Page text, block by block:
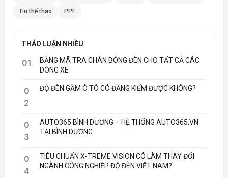
Tin thể thao PPF
THẢO LUẬN NHIỀU
01
BẢNG MÃ TRA CHÂN BÓNG ĐÈN CHO TẤT CẢ CÁC
DÒNG XE
0
2
ĐỘ ĐÈN GẦM Ô TÔ CÓ ĐĂNG KIỂM ĐƯỢC KHÔNG?
0
3
AUTO365 BÌNH DƯƠNG – HỆ THỐNG AUTO365.VN
TẠI BÌNH DƯƠNG
0
4
TIÊU CHUẨN X-TREME VISION CÓ LÀM THAY ĐỔI
NGÀNH CÔNG NGHIỆP ĐỘ ĐÈN VIỆT NAM?